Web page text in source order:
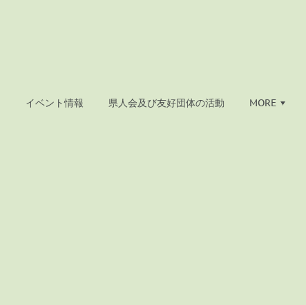
イベント情報 県人会及び友好団体の活動 MORE